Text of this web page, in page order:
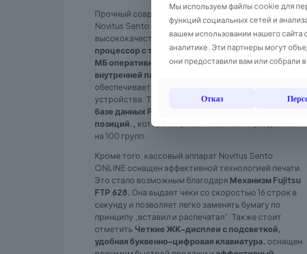
Прочный современный корпус кассового аппарата
Novitus Sento ONLINE содержит проверенные
высококачественные компоненты.32-разрядный
процессор с тактовой частотой до 524 МГц, 265
МБ оперативной памяти.иогромный объем
внутренней памяти.
обеспечивает стабильную и эффективную работу
устройства. Также это позволяет вводить до
базе данных PLU содержится 50 000 товарных
позиций., которые, кроме того, можно разделить
на 100 групп.
Кроме того, кассовый аппарат Novitus Sento
ONLINE оснащен эффективной технологией печати.
Это стало возможным благодаря Механизм Fujitsu
FTP 628. Она выдает чеки со скоростью 16 строк в
секунду и позволяет легко заменять бумагу по
принципу „вставил и распечатал”. Также стоит
отметить Четкие ЖК-дисплеи с подсветкой,
удобная буквенно-цифровая клавиатура. оснащен
Мы используем файлы cookie для
функций социальных сетей и
вашем использовании нашего
аналитике. Эти партнеры могут
они предоставили вам или собрали
Отказ